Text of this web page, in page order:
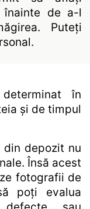
înainte de a-l
Puteți
în
și de timpul
din depozit nu
Însă acest
fotografii de
poți evalua